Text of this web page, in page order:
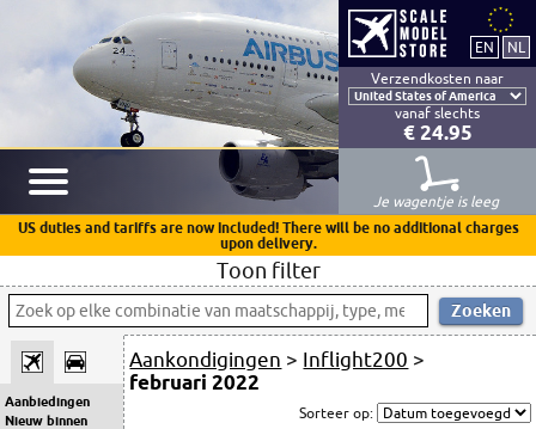
Verzendkosten naar
vanaf slechts
€ 24.95
Je wagentje is leeg
US duties and tariffs are now included! There will be no additional charges
upon delivery.
Toon filter
Aanbiedingen
Nieuw binnen
Aankondigingen > Inflight200 >
februari 2022
Sorteer op: